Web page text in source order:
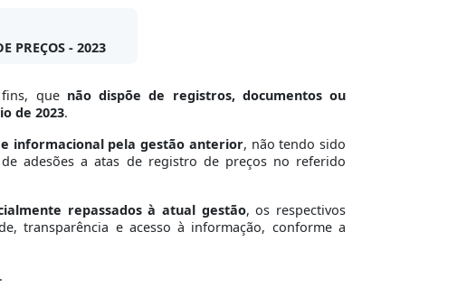
PREÇOS - 2023
que não dispõe de registros, documentos ou
de 2023.
informacional pela gestão anterior, não tendo sido
adesões a atas de registro de preços no referido
repassados à atual gestão, os respectivos
transparência e acesso à informação, conforme a